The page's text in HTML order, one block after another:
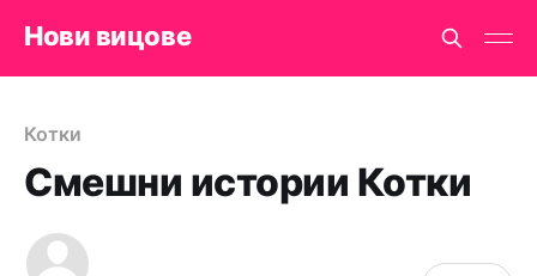
Нови вицове
Котки
Смешни истории Котки